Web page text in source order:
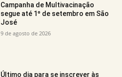
Campanha de Multivacinação
segue até 1º de setembro em São
José
9 de agosto de 2026
Último dia para se inscrever às